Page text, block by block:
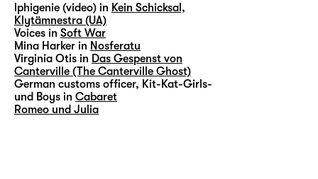
lphigenie (video) in Kein Schicksal,
Klytämnestra (UA)
Voices in Soft War
Mina Harker in Nosferatu
Virginia Otis in Das Gespenst von
Canterville (The Canterville Ghost)
German customs officer, Kit-Kat-Girls-
und Boys in Cabaret
Romeo und Julia